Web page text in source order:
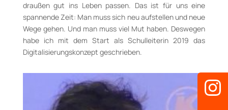
draußen gut ins Leben passen. Das ist für uns eine
spannende Zeit: Man muss sich neu aufstellen und neue
Wege gehen. Und man muss viel Mut haben. Deswegen
habe ich mit dem Start als Schulleiterin 2019 das
Digitalisierungskonzept ge­schrie­ben.